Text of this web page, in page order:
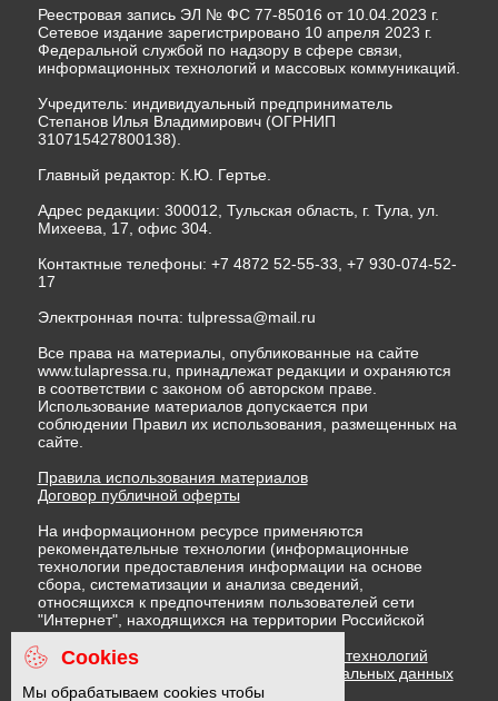
Реестровая запись ЭЛ № ФС 77-85016 от 10.04.2023 г.
Сетевое издание зарегистрировано 10 апреля 2023 г.
Федеральной службой по надзору в сфере связи,
информационных технологий и массовых коммуникаций.
Учредитель: индивидуальный предприниматель
Степанов Илья Владимирович (ОГРНИП
310715427800138).
Главный редактор: К.Ю. Гертье.
Адрес редакции: 300012, Тульская область, г. Тула, ул.
Михеева, 17, офис 304.
Контактные телефоны: +7 4872 52-55-33, +7 930-074-52-
17
Электронная почта: tulpressa@mail.ru
Все права на материалы, опубликованные на сайте
www.tulapressa.ru, принадлежат редакции и охраняются
в соответствии с законом об авторском праве.
Использование материалов допускается при
соблюдении Правил их использования, размещенных на
сайте.
Правила использования материалов
Договор публичной оферты
На информационном ресурсе применяются
рекомендательные технологии (информационные
технологии предоставления информации на основе
сбора, систематизации и анализа сведений,
относящихся к предпочтениям пользователей сети
"Интернет", находящихся на территории Российской
Федерации)
Правила применения рекомендательных технологий
Политика в отношении обработки персональных данных
Политика обработки файлов cookie
Cookies
Мы обрабатываем cookies чтобы